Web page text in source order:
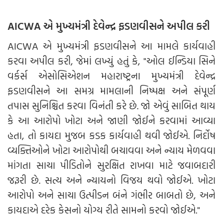
AICWA એ મુખ્યમંત્રી દેવેન્દ્ર ફડણવીસને અપીલ કરી
AICWA એ મુખ્યમંત્રી ફડણવીસને આ મામલે કાર્યવાહી
કરવા અપીલ કરી, જેમાં લખ્યું હતું કે, "ઓલ ઈન્ડિયા સિને
વર્કર્સ એસોસિએશન મહારાષ્ટ્રના મુખ્યમંત્રી દેવેન્દ્ર
ફડણવીસને આ સમગ્ર મામલાની નિષ્પક્ષ અને સંપૂર્ણ
તપાસ સુનિશ્ચિત કરવા વિનંતી કરે છે. જો એવું સાબિત થાય
કે આ આરોપો ખોટા અને જાણી જોઈને કરવામાં આવ્યા
હતા, તો કાયદા મુજબ કડક કાર્યવાહી થવી જોઈએ. નિર્દોષ
વ્યક્તિઓને ખોટા આરોપોથી બચાવવા અને ન્યાય મેળવવા
માંગતા સાચા પીડિતોને સુરક્ષિત રાખવા માટે જવાબદારી
જરૂરી છે. સત્ય અને ન્યાયનો વિજય થવો જોઈએ. ખોટા
આરોપો અને સાચા ઉત્પીડન બંને ગંભીર બાબતો છે, અને
કાયદાએ દરેક કેસનો યોગ્ય રીતે સામનો કરવો જોઈએ."